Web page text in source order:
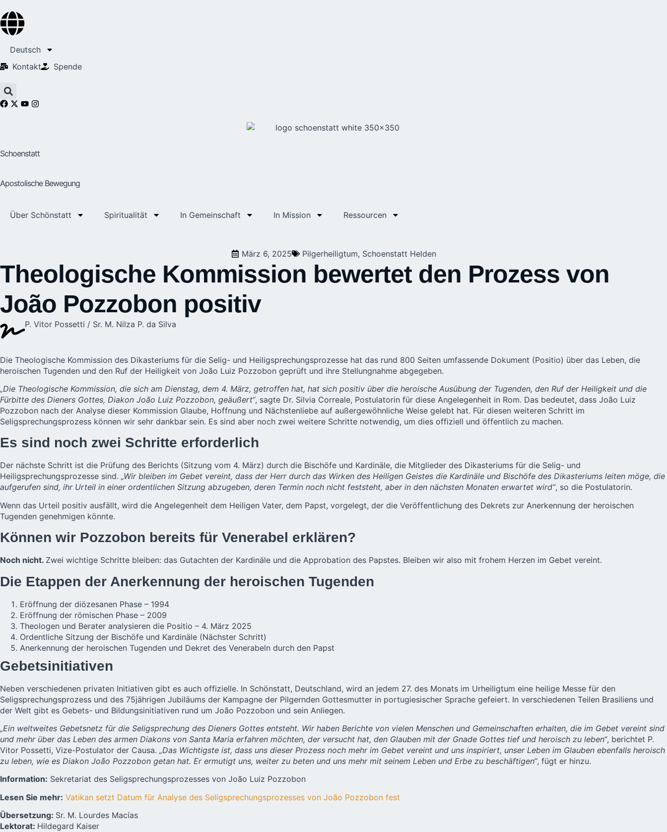
Deutsch
Kontakt
Spende
Schoenstatt
Apostolische Bewegung
Über Schönstatt Spiritualität In Gemeinschaft In Mission Ressourcen
März 6, 2025 Pilgerheiligtum, Schoenstatt Helden
Theologische Kommission bewertet den Prozess von
João Pozzobon positiv
P. Vitor Possetti / Sr. M. Nilza P. da Silva
Die Theologische Kommission des Dikasteriums für die Selig- und Heiligsprechungsprozesse hat das rund 800 Seiten umfassende Dokument (Positio) über das Leben, die
heroischen Tugenden und den Ruf der Heiligkeit von João Luiz Pozzobon geprüft und ihre Stellungnahme abgegeben.
„Die Theologische Kommission, die sich am Dienstag, dem 4. März, getroffen hat, hat sich positiv über die heroische Ausübung der Tugenden, den Ruf der Heiligkeit und die
Fürbitte des Dieners Gottes, Diakon João Luiz Pozzobon, geäußert“, sagte Dr. Silvia Correale, Postulatorin für diese Angelegenheit in Rom. Das bedeutet, dass João Luiz
Pozzobon nach der Analyse dieser Kommission Glaube, Hoffnung und Nächstenliebe auf außergewöhnliche Weise gelebt hat. Für diesen weiteren Schritt im
Seligsprechungsprozess können wir sehr dankbar sein. Es sind aber noch zwei weitere Schritte notwendig, um dies offiziell und öffentlich zu machen.
Es sind noch zwei Schritte erforderlich
Der nächste Schritt ist die Prüfung des Berichts (Sitzung vom 4. März) durch die Bischöfe und Kardinäle, die Mitglieder des Dikasteriums für die Selig- und
Heiligsprechungsprozesse sind. „Wir bleiben im Gebet vereint, dass der Herr durch das Wirken des Heiligen Geistes die Kardinäle und Bischöfe des Dikasteriums leiten möge, die
aufgerufen sind, ihr Urteil in einer ordentlichen Sitzung abzugeben, deren Termin noch nicht feststeht, aber in den nächsten Monaten erwartet wird“, so die Postulatorin.
Wenn das Urteil positiv ausfällt, wird die Angelegenheit dem Heiligen Vater, dem Papst, vorgelegt, der die Veröffentlichung des Dekrets zur Anerkennung der heroischen
Tugenden genehmigen könnte.
Können wir Pozzobon bereits für Venerabel erklären?
Noch nicht. Zwei wichtige Schritte bleiben: das Gutachten der Kardinäle und die Approbation des Papstes. Bleiben wir also mit frohem Herzen im Gebet vereint.
Die Etappen der Anerkennung der heroischen Tugenden
Eröffnung der diözesanen Phase – 1994
Eröffnung der römischen Phase – 2009
Theologen und Berater analysieren die Positio – 4. März 2025
Ordentliche Sitzung der Bischöfe und Kardinäle (Nächster Schritt)
Anerkennung der heroischen Tugenden und Dekret des Venerabeln durch den Papst
Gebetsinitiativen
Neben verschiedenen privaten Initiativen gibt es auch offizielle. In Schönstatt, Deutschland, wird an jedem 27. des Monats im Urheiligtum eine heilige Messe für den
Seligsprechungsprozess und des 75jährigen Jubiläums der Kampagne der Pilgernden Gottesmutter in portugiesischer Sprache gefeiert. In verschiedenen Teilen Brasiliens und
der Welt gibt es Gebets- und Bildungsinitiativen rund um João Pozzobon und sein Anliegen.
„Ein weltweites Gebetsnetz für die Seligsprechung des Dieners Gottes entsteht. Wir haben Berichte von vielen Menschen und Gemeinschaften erhalten, die im Gebet vereint sind
und mehr über das Leben des armen Diakons von Santa Maria erfahren möchten, der versucht hat, den Glauben mit der Gnade Gottes tief und heroisch zu leben“, berichtet P.
Vitor Possetti, Vize-Postulator der Causa. „Das Wichtigste ist, dass uns dieser Prozess noch mehr im Gebet vereint und uns inspiriert, unser Leben im Glauben ebenfalls heroisch
zu leben, wie es Diakon João Pozzobon getan hat. Er ermutigt uns, weiter zu beten und uns mehr mit seinem Leben und Erbe zu beschäftigen“, fügt er hinzu.
Information: Sekretariat des Seligsprechungsprozesses von João Luiz Pozzobon
Lesen Sie mehr: Vatikan setzt Datum für Analyse des Seligsprechungsprozesses von João Pozzobon fest
Übersetzung: Sr. M. Lourdes Macías
Lektorat: Hildegard Kaiser